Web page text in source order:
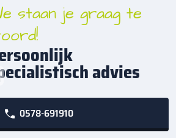
staan je graag te
advies
0578-691910